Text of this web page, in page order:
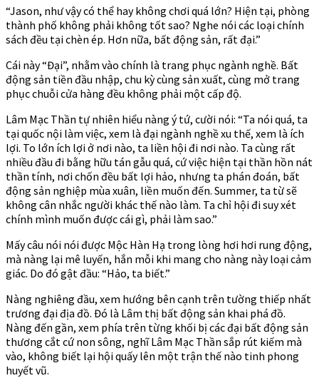
“Jason, như vậy có thể hay không chơi quá lớn? Hiện tại, phòng
thành phố không phải không tốt sao? Nghe nói các loại chính
sách đều tại chèn ép. Hơn nữa, bất động sản, rất đại.”
Cái này “Đại”, nhằm vào chính là trang phục ngành nghề. Bất
động sản tiền đầu nhập, chu kỳ cùng sản xuất, cùng mở trang
phục chuỗi cửa hàng đều không phải một cấp độ.
Lâm Mạc Thần tự nhiên hiểu nàng ý tứ, cười nói: “Ta nói quá, ta
tại quốc nội làm việc, xem là đại ngành nghề xu thế, xem là ích
lợi. To lớn ích lợi ở nơi nào, ta liền hội đi nơi nào. Ta cùng rất
nhiều đầu đi bằng hữu tán gẫu quá, cứ việc hiện tại thần hồn nát
thần tính, nơi chốn đều bất lợi hảo, nhưng ta phán đoán, bất
động sản nghiệp mùa xuân, liền muốn đến. Summer, ta từ sẽ
không cân nhắc người khác thế nào làm. Ta chỉ hội đi suy xét
chính mình muốn được cái gì, phải làm sao.”
Mấy câu nói nói được Mộc Hàn Hạ trong lòng hơi hơi rung động,
mà nàng lại mê luyến, hắn mỗi khi mang cho nàng này loại cảm
giác. Do đó gật đầu: “Hảo, ta biết.”
Nàng nghiêng đầu, xem hướng bên cạnh trên tường thiếp nhất
trương đại địa đồ. Đó là Lâm thị bất động sản khai phá đồ.
Nàng đến gần, xem phía trên từng khối bị các đại bất động sản
thương cắt cứ non sông, nghĩ Lâm Mạc Thần sắp rút kiếm mà
vào, không biết lại hội quấy lên một trận thế nào tinh phong
huyết vũ.